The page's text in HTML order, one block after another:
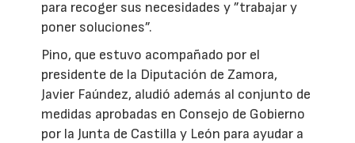
para recoger sus necesidades y ”trabajar y
poner soluciones”.
Pino, que estuvo acompañado por el
presidente de la Diputación de Zamora,
Javier Faúndez, aludió además al conjunto de
medidas aprobadas en Consejo de Gobierno
por la Junta de Castilla y León para ayudar a